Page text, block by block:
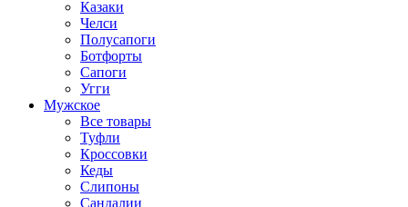
Казаки
Челси
Полусапоги
Ботфорты
Сапоги
Угги
Мужское
Все товары
Туфли
Кроссовки
Кеды
Слипоны
Сандалии